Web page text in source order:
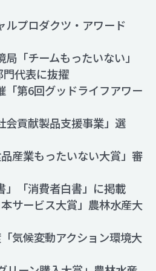
ルプロダクツ・アワード
「チームもったいない」
代表に抜擢
「第6回グッドライフアワー
会貢献製品支援事業」選
産業もったいない大賞」審
」「消費者白書」に掲載
サービス大賞」農林水産大
気候変動アクション環境大